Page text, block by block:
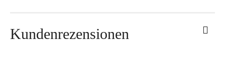
Kundenrezensionen